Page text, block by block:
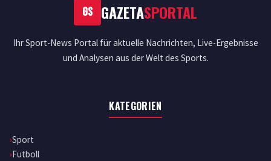
GS GAZETASPORTAL
Ihr Sport-News Portal für aktuelle Nachrichten, Live-Ergebnisse
und Analysen aus der Welt des Sports.
KATEGORIEN
Sport
Futboll